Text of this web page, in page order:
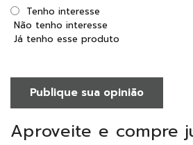
Tenho interesse
Não tenho interesse
Já tenho esse produto
Publique sua opinião
Aproveite e compre